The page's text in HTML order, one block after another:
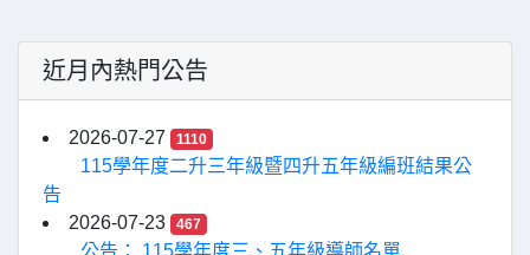
近月內熱門公告
2026-07-27 1110
115學年度二升三年級暨四升五年級編班結果公
告
2026-07-23
467